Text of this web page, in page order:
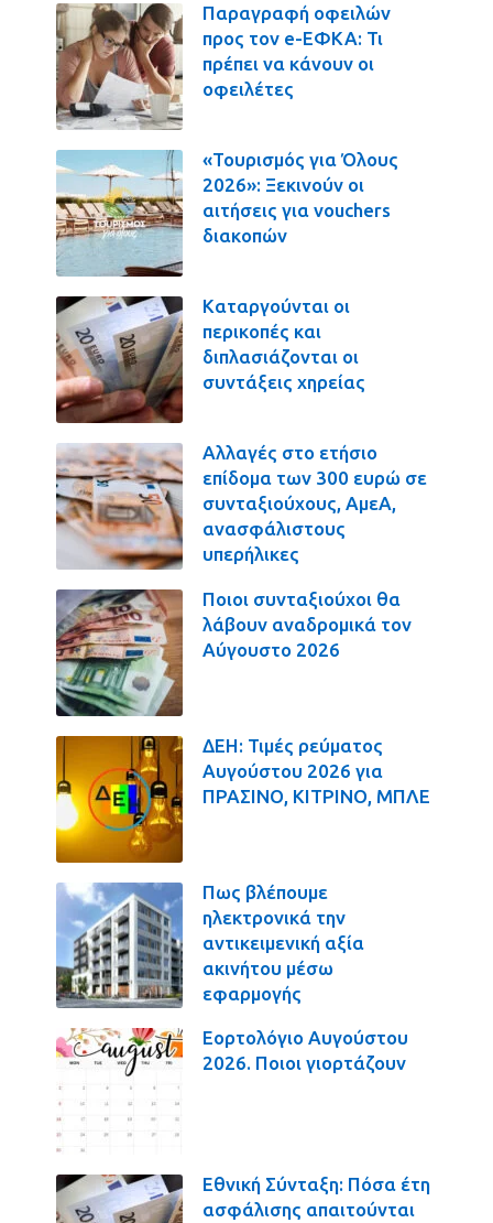
Παραγραφή οφειλών
προς τον e-ΕΦΚΑ: Τι
πρέπει να κάνουν οι
οφειλέτες
«Τουρισμός για Όλους
2026»: Ξεκινούν οι
αιτήσεις για vouchers
διακοπών
Καταργούνται οι
περικοπές και
διπλασιάζονται οι
συντάξεις χηρείας
Αλλαγές στο ετήσιο
επίδομα των 300 ευρώ σε
συνταξιούχους, ΑμεΑ,
ανασφάλιστους
υπερήλικες
Ποιοι συνταξιούχοι θα
λάβουν αναδρομικά τον
Αύγουστο 2026
ΔΕΗ: Τιμές ρεύματος
Αυγούστου 2026 για
ΠΡΑΣΙΝΟ, ΚΙΤΡΙΝΟ, ΜΠΛΕ
Πως βλέπουμε
ηλεκτρονικά την
αντικειμενική αξία
ακινήτου μέσω
εφαρμογής
Εορτολόγιο Αυγούστου
2026. Ποιοι γιορτάζουν
Εθνική Σύνταξη: Πόσα έτη
ασφάλισης απαιτούνται